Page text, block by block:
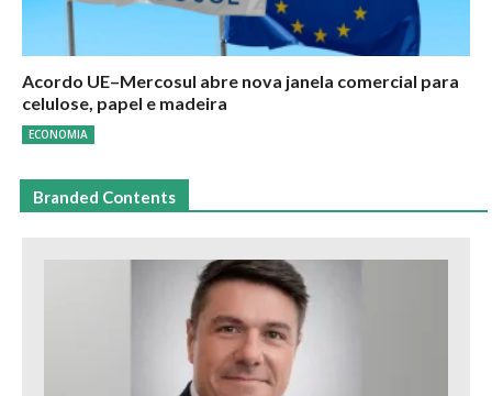
Acordo UE–Mercosul abre nova janela comercial para
celulose, papel e madeira
ECONOMIA
Branded Contents